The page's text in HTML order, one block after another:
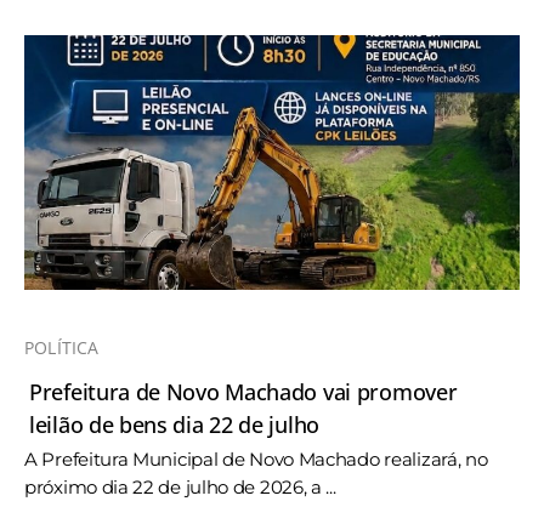
POLÍTICA
Prefeitura de Novo Machado vai promover
leilão de bens dia 22 de julho
A Prefeitura Municipal de Novo Machado realizará, no
próximo dia 22 de julho de 2026, a ...